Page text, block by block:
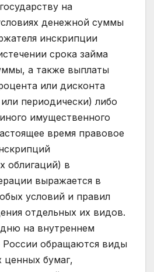
на
денежной суммы
инскрипции
срока займа
а также выплаты
или дисконта
периодически) либо
имущественного
время правовое
облигаций) в
выражается в
условий и правил
отдельных их видов.
на внутреннем
обращаются виды
ценных бумаг,